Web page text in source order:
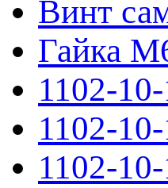
Винт
Гайка
1102-
1102-
1102-